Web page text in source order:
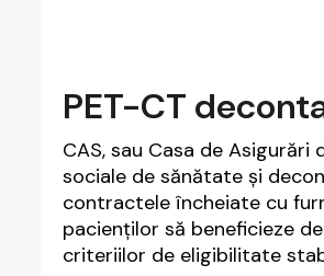
PET-CT
CAS, sau Casa de
sociale de sănătate și
contractele încheiate cu
pacienților să beneficieze
criteriilor de eligibilitate